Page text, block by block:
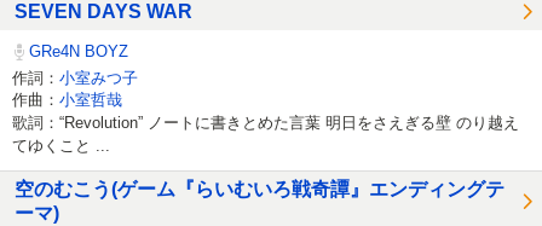
SEVEN DAYS WAR
GRe4N BOYZ
作詞： 小室みつ子
作曲： 小室哲哉
歌詞：“Revolution” ノートに書きとめた言葉 明日をさえぎる壁 のり越え
てゆくこと ...
空のむこう(ゲーム『らいむいろ戦奇譚』エンディングテ
ーマ)